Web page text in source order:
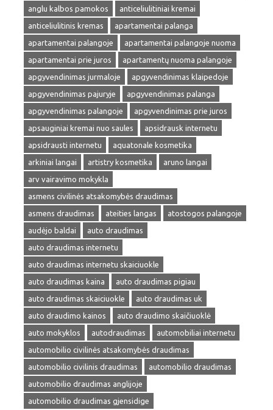
anglu kalbos pamokos
anticeliulitiniai kremai
anticeliulitinis kremas
apartamentai palanga
apartamentai palangoje
apartamentai palangoje nuoma
apartamentai prie juros
apartamentų nuoma palangoje
apgyvendinimas jurmaloje
apgyvendinimas klaipedoje
apgyvendinimas pajuryje
apgyvendinimas palanga
apgyvendinimas palangoje
apgyvendinimas prie juros
apsauginiai kremai nuo saules
apsidrausk internetu
apsidrausti internetu
aquatonale kosmetika
arkiniai langai
artistry kosmetika
aruno langai
arv vairavimo mokykla
asmens civilinės atsakomybės draudimas
asmens draudimas
ateities langas
atostogos palangoje
audėjo baldai
auto draudimas
auto draudimas internetu
auto draudimas internetu skaiciuokle
auto draudimas kaina
auto draudimas pigiau
auto draudimas skaiciuokle
auto draudimas uk
auto draudimo kainos
auto draudimo skaičiuoklė
auto mokyklos
autodraudimas
automobiliai internetu
automobilio civilinės atsakomybės draudimas
automobilio civilinis draudimas
automobilio draudimas
automobilio draudimas anglijoje
automobilio draudimas gjensidige